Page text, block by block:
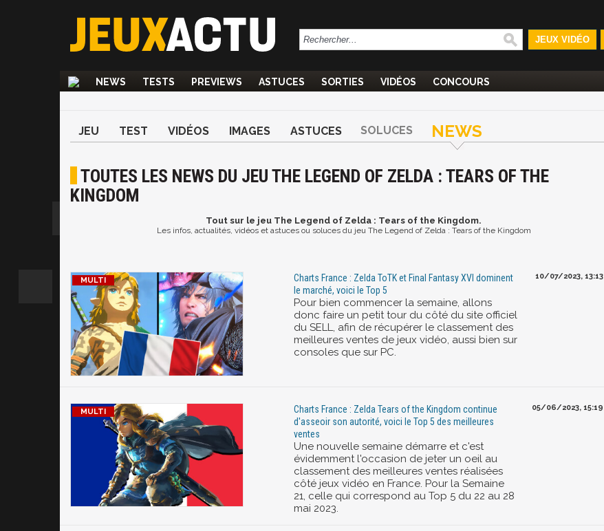
JEUX VIDÉO
NEWS TESTS PREVIEWS ASTUCES SORTIES VIDÉOS CONCOURS
JEU TEST VIDÉOS IMAGES ASTUCES SOLUCES NEWS
TOUTES LES NEWS DU JEU THE LEGEND OF ZELDA : TEARS OF THE
KINGDOM
Tout sur le jeu The Legend of Zelda : Tears of the Kingdom.
Les infos, actualités, vidéos et astuces ou soluces du jeu The Legend of Zelda : Tears of the Kingdom
Charts France : Zelda ToTK et Final Fantasy XVI dominent
le marché, voici le Top 5
Pour bien commencer la semaine, allons
donc faire un petit tour du côté du site officiel
du SELL, afin de récupérer le classement des
meilleures ventes de jeux vidéo, aussi bien sur
consoles que sur PC.
10/07/2023, 13:13
Charts France : Zelda Tears of the Kingdom continue
d'asseoir son autorité, voici le Top 5 des meilleures
ventes
Une nouvelle semaine démarre et c'est
évidemment l'occasion de jeter un oeil au
classement des meilleures ventes réalisées
côté jeux vidéo en France. Pour la Semaine
21, celle qui correspond au Top 5 du 22 au 28
mai 2023.
05/06/2023, 15:19